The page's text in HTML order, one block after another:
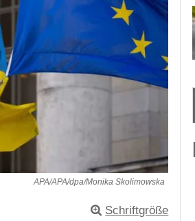
APA/APA/dpa/Monika Skolimowska
Schriftgröße